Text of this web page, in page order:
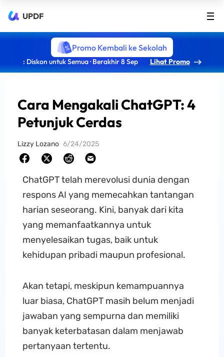
UPDF
Promo Kembali ke Sekolah
: Diskon untuk Semua · Berakhir 8 Sep Lihat Promo
Cara Mengakali ChatGPT: 4
Petunjuk Cerdas
Lizzy Lozano 6/24/2025
ChatGPT telah merevolusi dunia dengan
respons AI yang memecahkan tantangan
harian seseorang. Kini, banyak dari kita
yang memanfaatkannya untuk
menyelesaikan tugas, baik untuk
kehidupan pribadi maupun profesional.
Akan tetapi, meskipun kemampuannya
luar biasa, ChatGPT masih belum menjadi
jawaban yang sempurna dan memiliki
banyak keterbatasan dalam menjawab
pertanyaan tertentu.